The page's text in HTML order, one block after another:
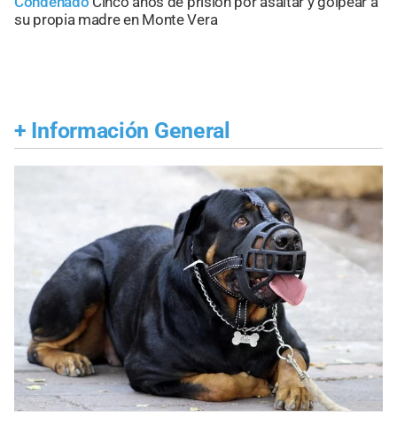
su propia madre en Monte Vera
+ Información General